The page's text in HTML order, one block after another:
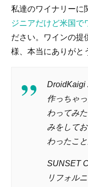
私達のワイナリーに
ジニアだけど米国で
ださい。ワインの提
様、本当にありがと
DroidKaigi
作っちゃ
わってみ
みをして
わったこ
SUNSET
リフォル